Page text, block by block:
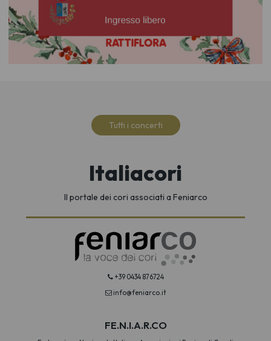
Tutti i concerti
Italiacori
Il portale dei cori associati a Feniarco
+39 0434 876724
info@feniarco.it
FE.N.I.A.R.CO